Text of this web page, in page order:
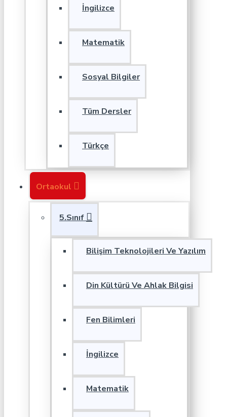
İngilizce
Matematik
Sosyal Bilgiler
Tüm Dersler
Türkçe
Ortaokul
5.Sınıf
Bilişim Teknolojileri Ve Yazılım
Din Kültürü Ve Ahlak Bilgisi
Fen Bilimleri
İngilizce
Matematik